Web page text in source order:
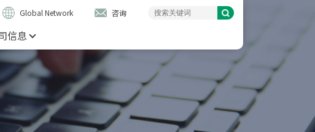
Global Network 咨询
信息